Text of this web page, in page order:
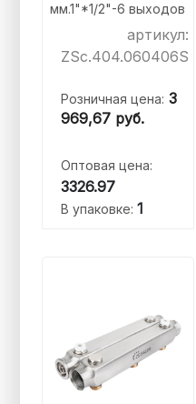
мм.1"*1/2"-6 выходов
артикул:
ZSc.404.060406S
Розничная цена: 3
969,67 руб.
Оптовая цена:
3326.97
В упаковке:1